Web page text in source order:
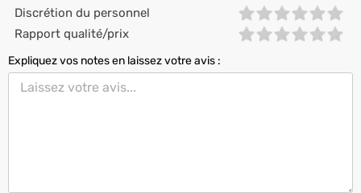
Discrétion du personnel
Rapport qualité/prix
Expliquez vos notes en laissez votre avis :